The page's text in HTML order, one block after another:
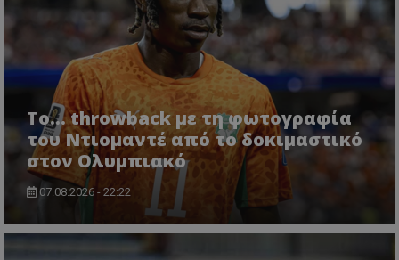
Το... throwback με τη φωτογραφία
του Ντιομαντέ από το δοκιμαστικό
στον Ολυμπιακό
07.08.2026 - 22:22